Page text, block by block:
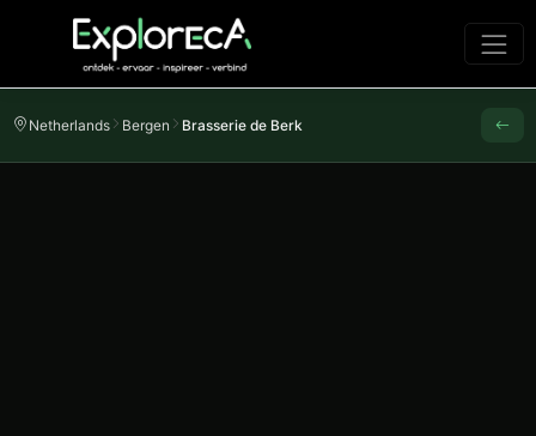
Netherlands Bergen Brasserie de Berk